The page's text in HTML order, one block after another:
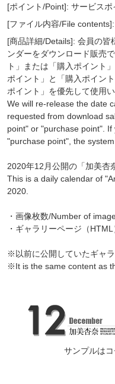
[ポイント/Point]: サービス
[ファイル内容/File contents]:
[商品詳細/Details]: 会員の皆
ンダーをダウンロード販売
ト」または「購入ポイント
ポイント」と「購入ポイン
ポイント」を優先して使用い
We will re-release the date
requested from download
point" or "purchase point".
"purchase point", the
2020年12月公開の「加美杏
This is a daily calendar of
2020.
・画像枚数/Number of
・ギャラリーページ（
※以前に公開していたギャラ
※It is the same content as
サンプルは